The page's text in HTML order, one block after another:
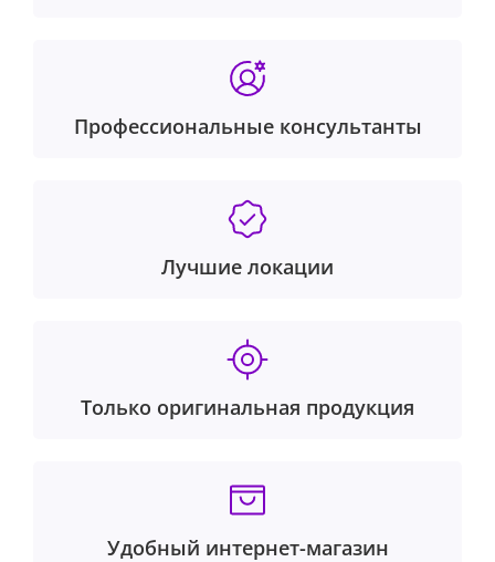
Профессиональные консультанты
Лучшие локации
Только оригинальная продукция
Удобный интернет-магазин